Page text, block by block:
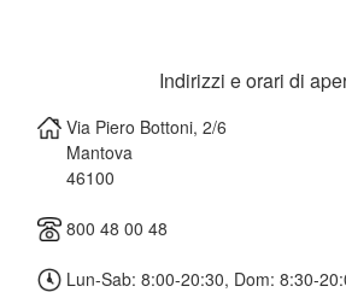
Indirizzi e orari di
Via Piero Bottoni, 2/6
Mantova
46100
800 48 00 48
Lun-Sab: 8:00-20:30, Dom: 8:30-